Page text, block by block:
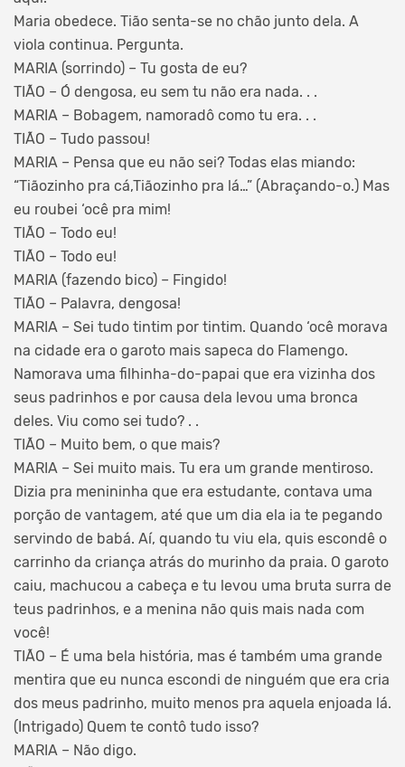
Maria obedece. Tião senta-se no chão junto dela. A
viola continua. Pergunta.
MARIA (sorrindo) – Tu gosta de eu?
TIÃO – Ó dengosa, eu sem tu não era nada. . .
MARIA – Bobagem, namoradô como tu era. . .
TIÃO – Tudo passou!
MARIA – Pensa que eu não sei? Todas elas miando:
“Tiãozinho pra cá,Tiãozinho pra lá…” (Abraçando-o.) Mas
eu roubei ‘ocê pra mim!
TIÃO – Todo eu!
TIÃO – Todo eu!
MARIA (fazendo bico) – Fingido!
TIÃO – Palavra, dengosa!
MARIA – Sei tudo tintim por tintim. Quando ‘ocê morava
na cidade era o garoto mais sapeca do Flamengo.
Namorava uma filhinha-do-papai que era vizinha dos
seus padrinhos e por causa dela levou uma bronca
deles. Viu como sei tudo? . .
TIÃO – Muito bem, o que mais?
MARIA – Sei muito mais. Tu era um grande mentiroso.
Dizia pra menininha que era estudante, contava uma
porção de vantagem, até que um dia ela ia te pegando
servindo de babá. Aí, quando tu viu ela, quis escondê o
carrinho da criança atrás do murinho da praia. O garoto
caiu, machucou a cabeça e tu levou uma bruta surra de
teus padrinhos, e a menina não quis mais nada com
você!
TIÃO – É uma bela história, mas é também uma grande
mentira que eu nunca escondi de ninguém que era cria
dos meus padrinho, muito menos pra aquela enjoada lá.
(Intrigado) Quem te contô tudo isso?
MARIA – Não digo.